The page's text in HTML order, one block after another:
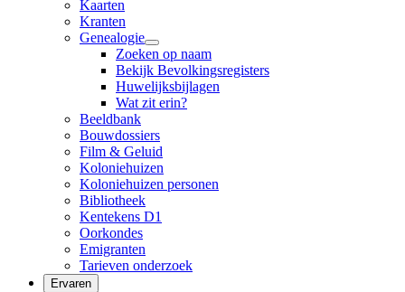
Kaarten
Kranten
Genealogie
Zoeken op naam
Bekijk Bevolkingsregisters
Huwelijksbijlagen
Wat zit erin?
Beeldbank
Bouwdossiers
Film & Geluid
Koloniehuizen
Koloniehuizen personen
Bibliotheek
Kentekens D1
Oorkondes
Emigranten
Tarieven onderzoek
Ervaren